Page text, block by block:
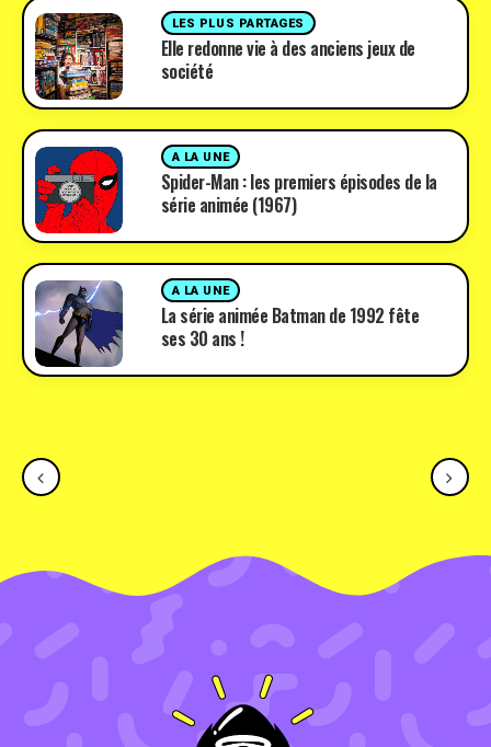
LES PLUS PARTAGES
Elle redonne vie à des anciens jeux de
société
A LA UNE
Spider-Man : les premiers épisodes de la
série animée (1967)
A LA UNE
La série animée Batman de 1992 fête
ses 30 ans !